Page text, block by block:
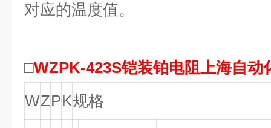
对应的温度值。
□WZPK-423S铠装铂电阻上海自动
WZPK规格